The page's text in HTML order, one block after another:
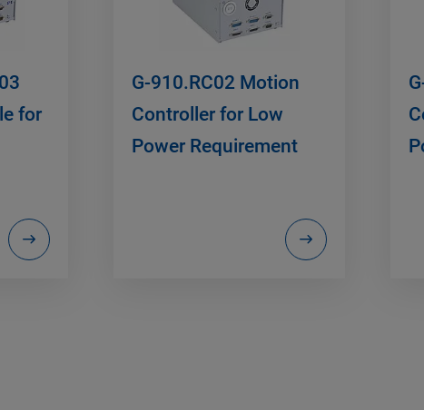
for
G-910.RC02 Motion
Controller for Low
Power Requirement